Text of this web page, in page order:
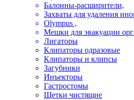
Балонны-расширители,
Захваты для удаления
Olympus ,
Мешки для эвакуации
Лигаторы
Клипаторы одразовые
Клипаторы и клипсы
Загубники
Инъекторы
Гастростомы
Щетки чистящие